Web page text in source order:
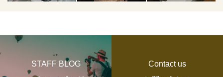
STAFF BLOG Contact us